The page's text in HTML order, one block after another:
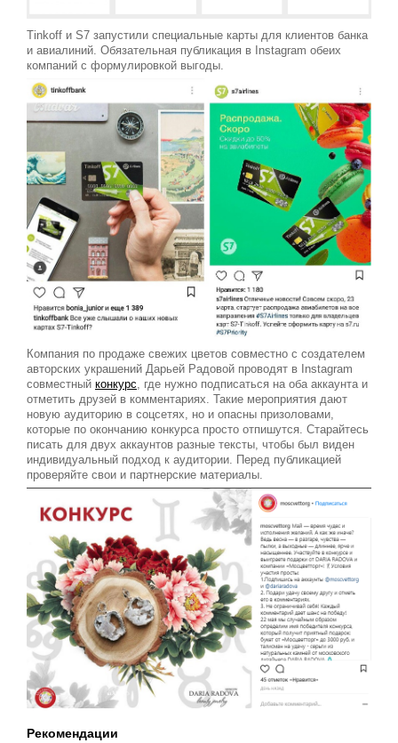
Tinkoff и S7 запустили специальные карты для клиентов банка
и авиалиний. Обязательная публикация в Instagram обеих
компаний с формулировкой выгоды.
Компания по продаже свежих цветов совместно с создателем
авторских украшений Дарьей Радовой проводят в Instagram
совместный конкурс , где нужно подписаться на оба аккаунта и
отметить друзей в комментариях. Такие мероприятия дают
новую аудиторию в соцсетях, но и опасны призоловами,
которые по окончанию конкурса просто отпишутся. Старайтесь
писать для двух аккаунтов разные тексты, чтобы был виден
индивидуальный подход к аудитории. Перед публикацией
проверяйте свои и партнерские материалы.
Рекомендации